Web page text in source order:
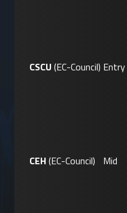
CSCU (EC-Council) Entry
CEH (EC-Council) Mid